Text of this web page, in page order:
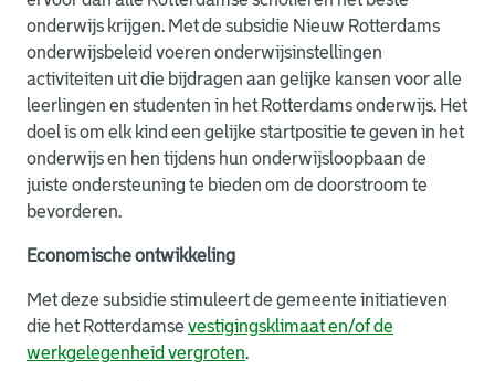
onderwijs krijgen. Met de subsidie Nieuw Rotterdams
onderwijsbeleid voeren onderwijsinstellingen
activiteiten uit die bijdragen aan gelijke kansen voor alle
leerlingen en studenten in het Rotterdams onderwijs. Het
doel is om elk kind een gelijke startpositie te geven in het
onderwijs en hen tijdens hun onderwijsloopbaan de
juiste ondersteuning te bieden om de doorstroom te
bevorderen.
Economische ontwikkeling
Met deze subsidie stimuleert de gemeente initiatieven
die het Rotterdamse vestigingsklimaat en/of de
werkgelegenheid vergroten.